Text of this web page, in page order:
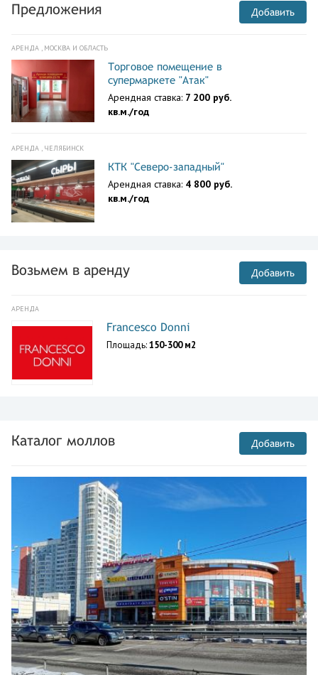
Предложения Добавить
АРЕНДА , МОСКВА И ОБЛАСТЬ
Торговое помещение в
супермаркете "Атак"
Арендная ставка: 7 200 руб.
кв.м./год
АРЕНДА , ЧЕЛЯБИНСК
КТК "Северо-западный"
Арендная ставка: 4 800 руб.
кв.м./год
Возьмем в аренду Добавить
АРЕНДА
Francesco Donni
Площадь:150-300 м2
Каталог моллов Добавить